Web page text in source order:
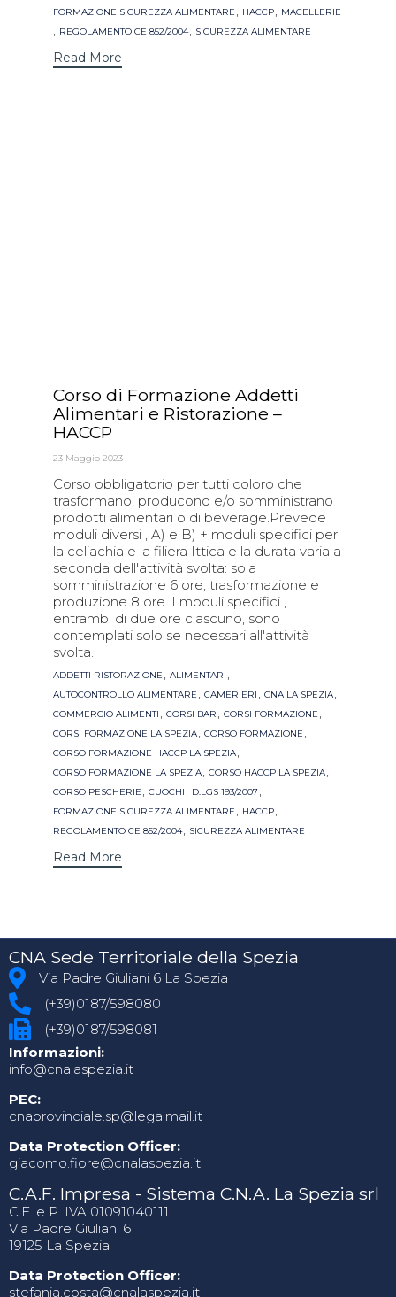
FORMAZIONE SICUREZZA ALIMENTARE , HACCP, MACELLERIE
, REGOLAMENTO CE 852/2004, SICUREZZA ALIMENTARE
Read More
Corso di Formazione Addetti
Alimentari e Ristorazione –
HACCP
23 Maggio 2023
Corso obbligatorio per tutti coloro che
trasformano, producono e/o somministrano
prodotti alimentari o di beverage.Prevede
moduli diversi , A) e B) + moduli specifici per
la celiachia e la filiera Ittica e la durata varia a
seconda dell'attività svolta: sola
somministrazione 6 ore; trasformazione e
produzione 8 ore. I moduli specifici ,
entrambi di due ore ciascuno, sono
contemplati solo se necessari all'attività
svolta.
Tags
ADDETTI RISTORAZIONE , ALIMENTARI ,
AUTOCONTROLLO ALIMENTARE , CAMERIERI , CNA LA SPEZIA,
COMMERCIO ALIMENTI , CORSI BAR , CORSI FORMAZIONE ,
CORSI FORMAZIONE LA SPEZIA, CORSO FORMAZIONE ,
CORSO FORMAZIONE HACCP LA SPEZIA,
CORSO FORMAZIONE LA SPEZIA, CORSO HACCP LA SPEZIA,
CORSO PESCHERIE , CUOCHI , D.LGS 193/2007 ,
FORMAZIONE SICUREZZA ALIMENTARE , HACCP,
REGOLAMENTO CE 852/2004, SICUREZZA ALIMENTARE
Read More
CNA Sede Territoriale della Spezia
Via Padre Giuliani 6 La Spezia
(+39)0187/598080
(+39)0187/598081
Informazioni:
info@cnalaspezia.it
PEC:
cnaprovinciale.sp@legalmail.it
Data Protection Officer:
giacomo.fiore@cnalaspezia.it
C.A.F. Impresa - Sistema C.N.A. La Spezia srl
C.F. e P. IVA 01091040111
Via Padre Giuliani 6
19125 La Spezia
Data Protection Officer:
stefania.costa@cnalaspezia.it